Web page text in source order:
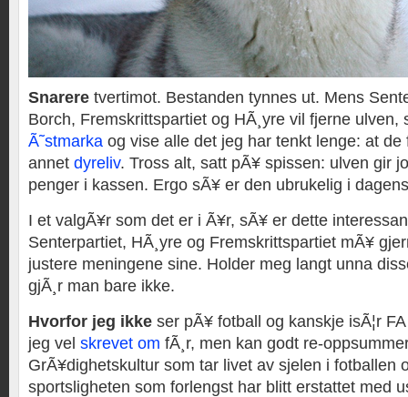
Snarere tvertimot. Bestanden tynnes ut. Mens
Borch, Fremskrittspartiet og HÃ¸yre vil fjerne ulven,
Ã˜stmarka og vise alle det jeg har tenkt lenge: at
annet dyreliv. Tross alt, satt pÃ¥ spissen: ulven gir
penger i kassen. Ergo sÃ¥ er den ubrukelig i
I et valgÃ¥r som det er i Ã¥r, sÃ¥ er dette
Senterpartiet, HÃ¸yre og Fremskrittspartiet mÃ¥
justere meningene sine. Holder meg langt unna
gjÃ¸r man bare ikke.
Hvorfor jeg ikke ser pÃ¥ fotball og kanskje isÃ¦r
jeg vel skrevet om fÃ¸r, men kan godt re-
GrÃ¥dighetskultur som tar livet av sjelen i fotballen
sportsligheten som forlengst har blitt erstattet med